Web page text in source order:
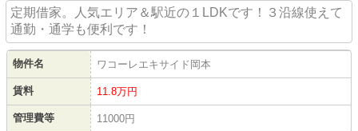
定期借家。人気エリア＆駅近の１LDKです！３沿線使えて
通勤・通学も便利です！
物件名 ワコーレエキサイド岡本
賃料 11.8万円
管理費等 11000円